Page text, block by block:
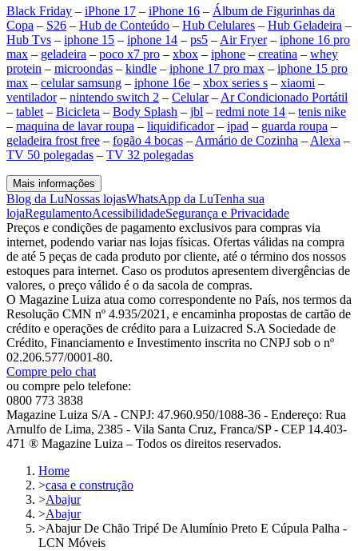
Black Friday – iPhone 17 – iPhone 16 – Álbum de Figurinhas da
Copa – S26 – Hub de Conteúdo – Hub Celulares – Hub Geladeira –
Hub Tvs – iphone 15 – iphone 14 – ps5 – Air Fryer– iphone 16 pro
max – geladeira – poco x7 pro – xbox – iphone – creatina – whey
protein – microondas – kindle – iphone 17 pro max – iphone 15 pro
max – celular samsung – iphone 16e – xbox series s – xiaomi –
ventilador– nintendo switch 2 – Celular– Ar Condicionado Portátil
– tablet – Bicicleta – Body Splash – jbl – redmi note 14 – tenis nike
– maquina de lavar roupa – liquidificador– ipad – guarda roupa –
geladeira frost free – fogão 4 bocas – Armário de Cozinha – Alexa –
TV 50 polegadas – TV 32 polegadas
Mais informações
Blog da LuNossas lojasWhatsApp da LuTenha sua
lojaRegulamentoAcessibilidadeSegurança e Privacidade
Preços e condições de pagamento exclusivos para compras via
internet, podendo variar nas lojas físicas. Ofertas válidas na compra
de até 5 peças de cada produto por cliente, até o término dos nossos
estoques para internet. Caso os produtos apresentem divergências de
valores, o preço válido é o da sacola de compras.
O Magazine Luiza atua como correspondente no País, nos termos da
Resolução CMN nº 4.935/2021, e encaminha propostas de cartão de
crédito e operações de crédito para a Luizacred S.A Sociedade de
Crédito, Financiamento e Investimento inscrita no CNPJ sob o nº
02.206.577/0001-80.
Compre pelo chat
ou compre pelo telefone:
0800 773 3838
Magazine Luiza S/A - CNPJ: 47.960.950/1088-36 - Endereço: Rua
Arnulfo de Lima, 2385 - Vila Santa Cruz, Franca/SP - CEP 14.403-
471 ® Magazine Luiza – Todos os direitos reservados.
Home
>casa e construção
>Abajur
>Abajur
>Abajur De Chão Tripé De Alumínio Preto E Cúpula Palha -
LCN Móveis